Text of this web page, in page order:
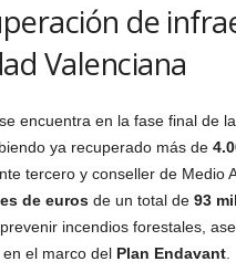
de
Valenciana
encuentra en la fase final de
ya recuperado más de
tercero y conseller de Medio
de eurosde un total de 93
incendios forestales,
el marco del Plan Endavant.